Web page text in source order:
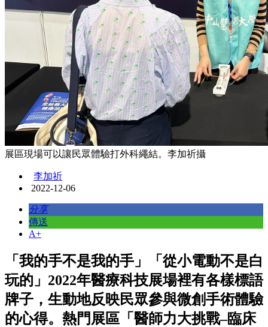
展區現場可以讓民眾體驗打外科繩結。李加祈攝
李加祈
2022-12-06
分享
傳送
A+
「我的手不是我的手」「從小電動不是白
玩的」2022年醫療科技展場裡有各樣標語
牌子，生動地反映民眾參與微創手術體驗
的心得。熱門展區「醫師力大挑戰­–臨床